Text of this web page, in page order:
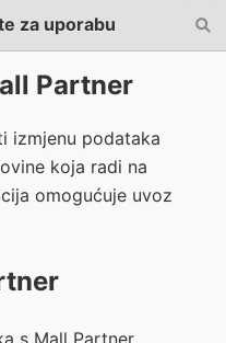
za uporabu
Partner
izmjenu podataka
koja radi na
omogućuje uvoz
s Mall Partner